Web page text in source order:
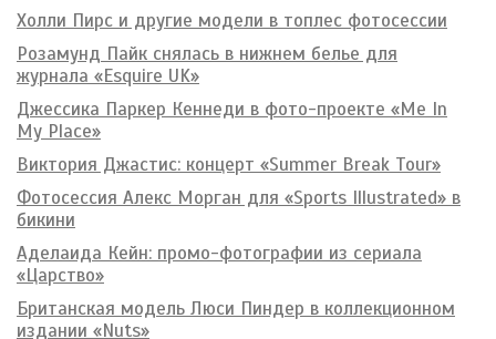
Холли Пирс и другие модели в топлес фотосессии
Розамунд Пайк снялась в нижнем белье для
журнала «Esquire UK»
Джессика Паркер Кеннеди в фото-проекте «Me In
My Place»
Виктория Джастис: концерт «Summer Break Tour»
Фотосессия Алекс Морган для «Sports Illustrated» в
бикини
Аделаида Кейн: промо-фотографии из сериала
«Царство»
Британская модель Люси Пиндер в коллекционном
издании «Nuts»